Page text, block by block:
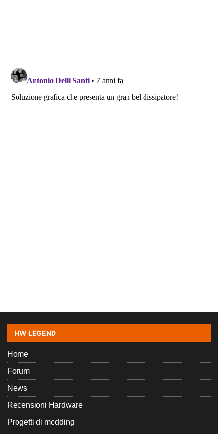
HW LEGEND
Home
Forum
News
Recensioni Hardware
Progetti di modding